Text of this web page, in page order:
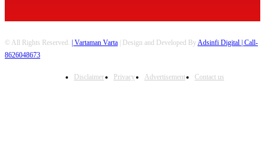
© All Rights Reserved. | Vartaman Varta | Design and Developed ByAdsinfi Digital | Call-
8626048673
Disclaimer Privacy Advertisement Contact us